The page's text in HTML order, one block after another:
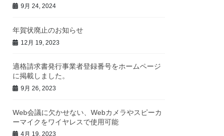
9月 24, 2024
年賀状廃止のお知らせ
12月 19, 2023
適格請求書発行事業者登録番号をホームページ
に掲載しました。
9月 26, 2023
Web会議に欠かせない、Webカメラやスピーカ
ーマイクをワイヤレスで使用可能
4月 19, 2023